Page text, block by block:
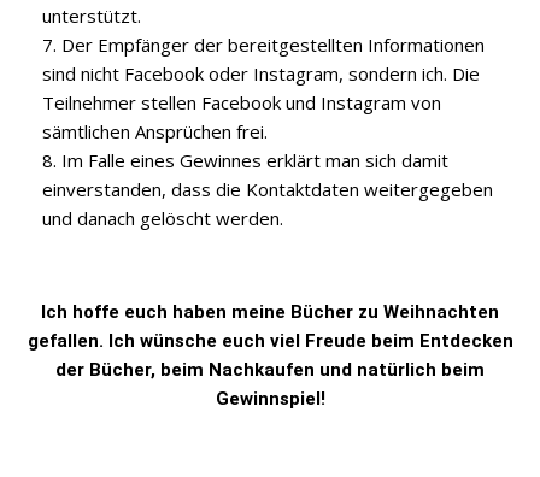
unterstützt.
Der Empfänger der bereitgestellten Informationen
sind nicht Facebook oder Instagram, sondern ich. Die
Teilnehmer stellen Facebook und Instagram von
sämtlichen Ansprüchen frei.
Im Falle eines Gewinnes erklärt man sich damit
einverstanden, dass die Kontaktdaten weitergegeben
und danach gelöscht werden.
Ich hoffe euch haben meine Bücher zu Weihnachten
gefallen. Ich wünsche euch viel Freude beim Entdecken
der Bücher, beim Nachkaufen und natürlich beim
Gewinnspiel!